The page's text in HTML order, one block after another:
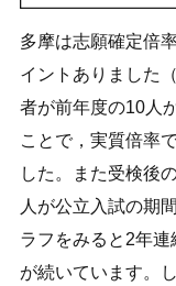
多摩は志願確定倍
イントありました
者が前年度の10人
ことで，実質倍率
した。また受検後
人が公立入試の期
ラフをみると2年
が続いています。